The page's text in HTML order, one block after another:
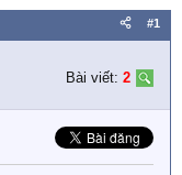
#1
Bài viết: 2